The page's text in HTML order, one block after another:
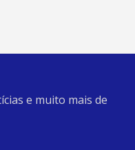
e muito mais de